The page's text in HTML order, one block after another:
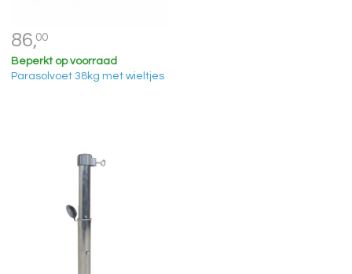
86,00
Beperkt op voorraad
Parasolvoet 38kg met wieltjes